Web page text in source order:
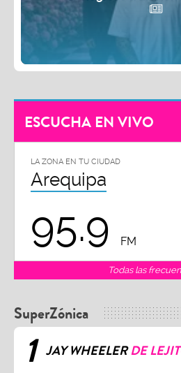
ESCUCHA EN VIVO
LA ZONA EN TU CIUDAD
Arequipa
95.9 FM
Todas las
SuperZónica
1 JAY WHEELERDE